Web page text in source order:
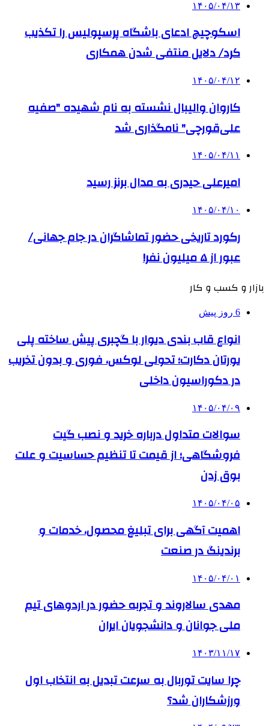
۱۴۰۵/۰۴/۱۳
اسکوچیچ ادعای باشگاه پرسپولیس را تکذیب
کرد/ دلایل منتفی شدن همکاری
۱۴۰۵/۰۴/۱۲
کاروان والیبال نشسته به نام شهیده "صفیه
علی‌قورچی" نامگذاری شد
۱۴۰۵/۰۴/۱۱
امیرعلی حیدری به مدال برنز رسید
۱۴۰۵/۰۴/۱۰
رکورد تاریخی حضور تماشاگران در جام جهانی/
عبور از ۵ میلیون نفر!
بازار و کسب و کار
6 روز پیش
انواع قاب بندی دیوار با گچبری پیش ساخته پلی
یورتان دکارت؛ تحولی لوکس، فوری و بدون تخریب
در دکوراسیون داخلی
۱۴۰۵/۰۴/۰۹
سوالات متداول درباره خرید و نصب گیت
فروشگاهی؛ از قیمت تا تنظیم حساسیت و علت
بوق زدن
۱۴۰۵/۰۴/۰۵
اهمیت آگهی برای تبلیغ محصول، خدمات و
برندینگ در صنعت
۱۴۰۵/۰۴/۰۱
مهدی سالاروند و تجربه حضور در اردوهای تیم
ملی جوانان و دانشجویان ایران
۱۴۰۳/۱۱/۱۷
چرا سایت توربال به ‌سرعت تبدیل به انتخاب اول
ورزشکاران شد؟